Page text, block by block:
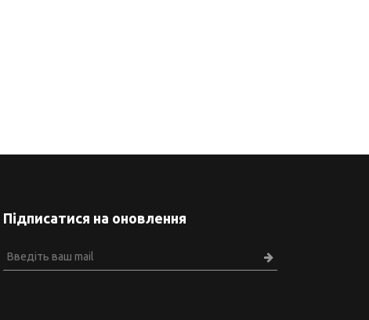
Підписатися на оновлення